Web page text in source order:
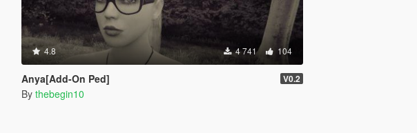
4.8 4 741 104
Anya[Add-On Ped] V0.2
By thebegin10